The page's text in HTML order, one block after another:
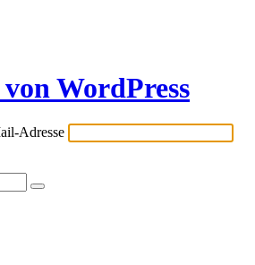
WordPress
Adresse